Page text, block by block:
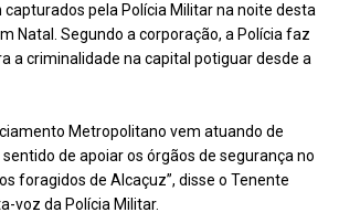
capturados pela Polícia Militar na noite desta
Natal. Segundo a corporação, a Polícia faz
a criminalidade na capital potiguar desde a
Metropolitano vem atuando de
de apoiar os órgãos de segurança no
foragidos de Alcaçuz”, disse o Tenente
voz da Polícia Militar.